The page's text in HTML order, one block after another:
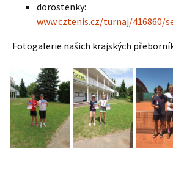
dorostenky:
www.cztenis.cz/turnaj/416860/
Fotogalerie našich krajských